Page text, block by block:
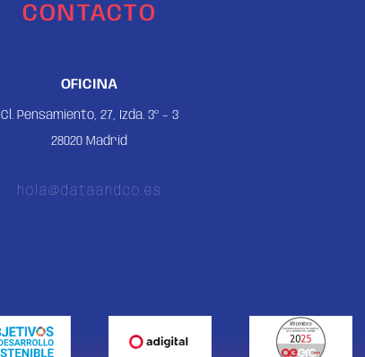
CONTACTO
OFICINA
Cl. Pensamiento, 27, Izda. 3º – 3
28020 Madrid
hola@dataandco.es